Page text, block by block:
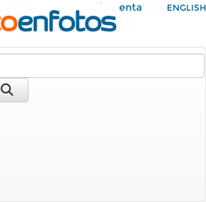
Mi Cuenta ENGLISH